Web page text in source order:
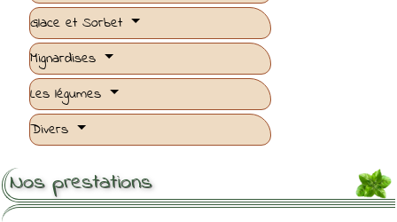
Glace et Sorbet
Mignardises
Les légumes
Divers
Nos prestations